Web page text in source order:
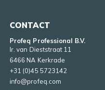
CONTACT
Profeq Professional B.V.
Ir. van Dieststraat 11
6466 NA Kerkrade
+31 (0)45 5723142
info@profeq.com